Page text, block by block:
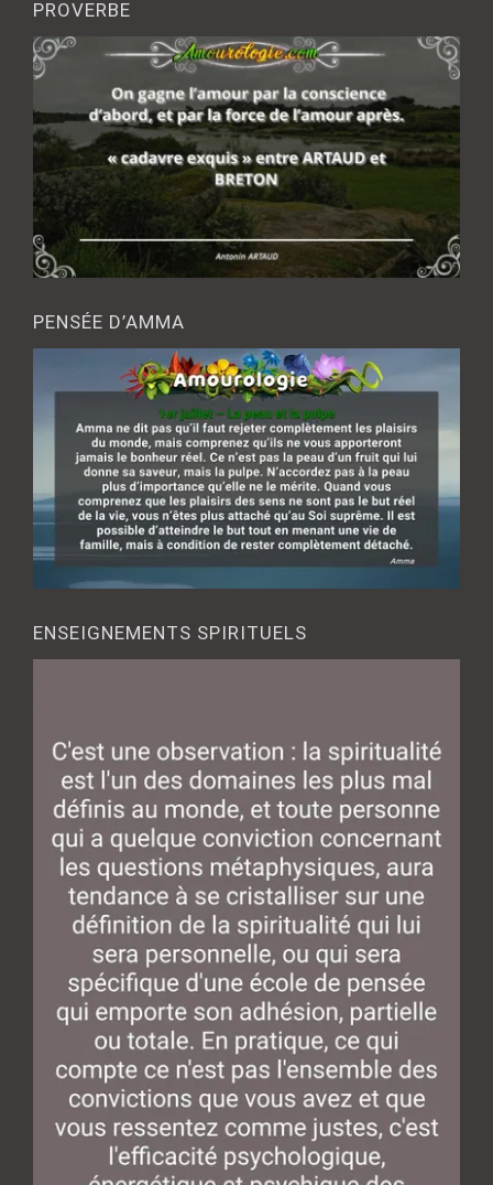
PROVERBE
PENSÉE D’AMMA
ENSEIGNEMENTS SPIRITUELS